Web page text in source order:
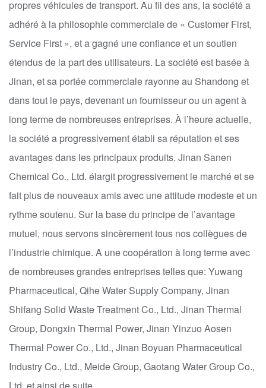
propres véhicules de transport. Au fil des ans, la société a
adhéré à la philosophie commerciale de « Customer First,
Service First », et a gagné une confiance et un soutien
étendus de la part des utilisateurs. La société est basée à
Jinan, et sa portée commerciale rayonne au Shandong et
dans tout le pays, devenant un fournisseur ou un agent à
long terme de nombreuses entreprises. À l’heure actuelle,
la société a progressivement établi sa réputation et ses
avantages dans les principaux produits. Jinan Sanen
Chemical Co., Ltd. élargit progressivement le marché et se
fait plus de nouveaux amis avec une attitude modeste et un
rythme soutenu. Sur la base du principe de l’avantage
mutuel, nous servons sincèrement tous nos collègues de
l’industrie chimique. A une coopération à long terme avec
de nombreuses grandes entreprises telles que: Yuwang
Pharmaceutical, Qihe Water Supply Company, Jinan
Shifang Solid Waste Treatment Co., Ltd., Jinan Thermal
Group, Dongxin Thermal Power, Jinan Yinzuo Aosen
Thermal Power Co., Ltd., Jinan Boyuan Pharmaceutical
Industry Co., Ltd., Meide Group, Gaotang Water Group Co.,